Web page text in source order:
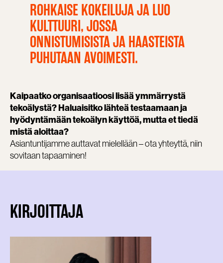
ROHKAISE KOKEILUJA JA LUO
KULTTUURI, JOSSA
ONNISTUMISISTA JA HAASTEISTA
PUHUTAAN AVOIMESTI.
Kaipaatko organisaatioosi lisää ymmärrystä
tekoälystä? Haluaisitko lähteä testaamaan ja
hyödyntämään tekoälyn käyttöä, mutta et tiedä
mistä aloittaa?
Asiantuntijamme auttavat mielellään – ota yhteyttä, niin
sovitaan tapaaminen!
KIRJOITTAJA